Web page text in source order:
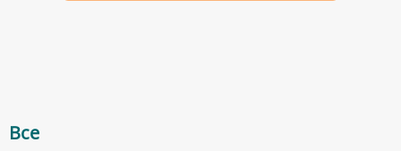
Все